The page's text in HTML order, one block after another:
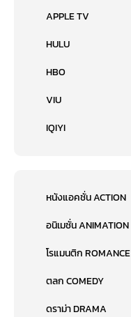
APPLE TV
HULU
HBO
VIU
IQIYI
หนังแอคชั่น ACTION
อนิเมชั่น ANIMATION
โรแมนติก ROMANCE
ตลก COMEDY
ดราม่า DRAMA